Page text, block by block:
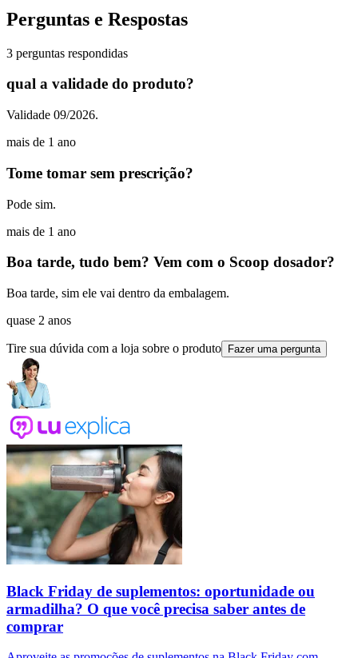
Perguntas e Respostas
3 perguntas respondidas
qual a validade do produto?
Validade 09/2026.
mais de 1 ano
Tome tomar sem prescrição?
Pode sim.
mais de 1 ano
Boa tarde, tudo bem? Vem com o Scoop dosador?
Boa tarde, sim ele vai dentro da embalagem.
quase 2 anos
Tire sua dúvida com a loja sobre o produto Fazer uma pergunta
Black Friday de suplementos: oportunidade ou
armadilha? O que você precisa saber antes de
comprar